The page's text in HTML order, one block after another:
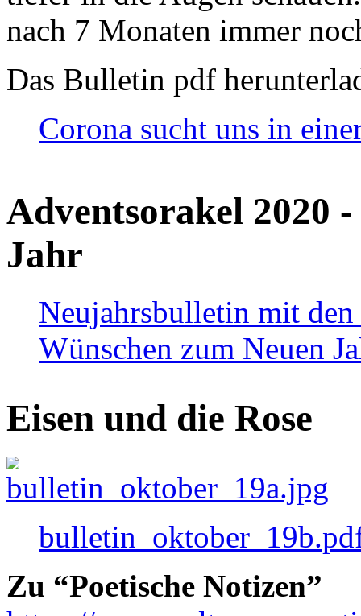
nach 7 Monaten immer
Das Bulletin pdf
Corona sucht uns in
Adventsorakel 2020
Jahr
Neujahrsbulletin mit den
Wünschen zum Neuen
Eisen und die Rose
Zu “Poetische Notizen”